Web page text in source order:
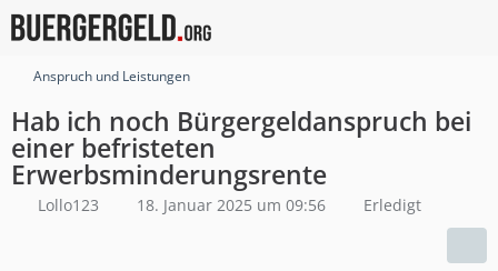
Anspruch und Leistungen
Hab ich noch Bürgergeldanspruch bei
einer befristeten
Erwerbsminderungsrente
Lollo123 18. Januar 2025 um 09:56 Erledigt